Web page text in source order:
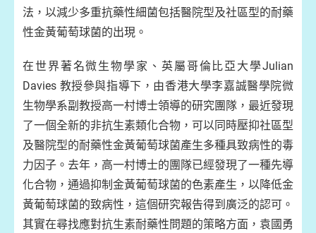
法，以減少多重抗藥性細菌包括醫院型及社區型的耐藥
性金黃葡萄球菌的出現。
在世界著名微生物學家、英屬哥倫比亞大學Julian
Davies 教授參與指導下，由香港大學李嘉誠醫學院微
生物學系副教授高一村博士領導的研究團隊，最近發現
了一個全新的非抗生素類化合物，可以同時壓抑社區型
及醫院型的耐藥性金黃葡萄球菌產生多種具致病性的毒
力因子。去年，高一村博士的團隊已經發現了一種先導
化合物，通過抑制金黃葡萄球菌的色素產生，以降低金
黃葡萄球菌的致病性，這個研究報告得到廣泛的認可。
其實在尋找應對抗生素耐藥性問題的策略方面，袁國勇